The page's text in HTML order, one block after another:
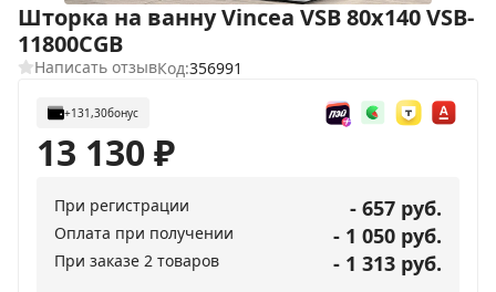
Шторка на ванну Vincea VSB 80х140 VSB-
11800CGB
Написать отзывКод:356991
+131,30бонус
13 130₽
При регистрации - 657 руб.
Оплата при получении - 1 050 руб.
При заказе 2 товаров - 1 313 руб.